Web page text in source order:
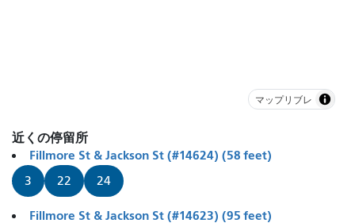
マップリブレ
近くの停留所
Fillmore St & Jackson St (#14624) (58 feet)
3 22 24
Fillmore St & Jackson St (#14623) (95 feet)